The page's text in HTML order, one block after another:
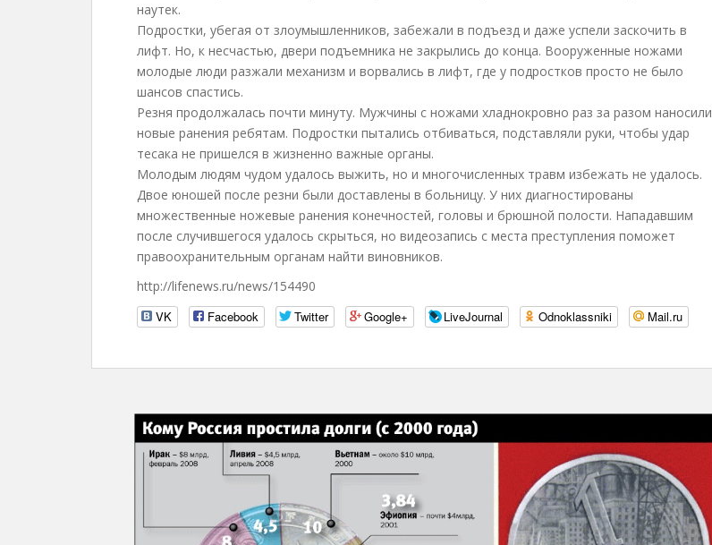
наутек.
Подростки, убегая от злоумышленников, забежали в подъезд и даже успели заскочить в
лифт. Но, к несчастью, двери подъемника не закрылись до конца. Вооруженные ножами
молодые люди разжали механизм и ворвались в лифт, где у подростков просто не было
шансов спастись.
Резня продолжалась почти минуту. Мужчины с ножами хладнокровно раз за разом наносили
новые ранения ребятам. Подростки пытались отбиваться, подставляли руки, чтобы удар
тесака не пришелся в жизненно важные органы.
Молодым людям чудом удалось выжить, но и многочисленных травм избежать не удалось.
Двое юношей после резни были доставлены в больницу. У них диагностированы
множественные ножевые ранения конечностей, головы и брюшной полости. Нападавшим
после случившегося удалось скрыться, но видеозапись с места преступления поможет
правоохранительным органам найти виновников.
http://lifenews.ru/news/154490
VK
Facebook Twitter Google+ LiveJournal Odnoklassniki Mail.ru